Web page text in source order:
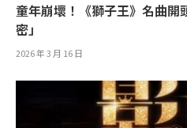
童年崩壞！《獅子王》名曲開
密」
2026 年 3 月 16 日